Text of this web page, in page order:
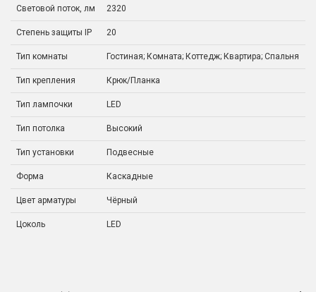
Световой поток, лм 2320
Степень защиты IP 20
Тип комнаты Гостиная; Комната; Коттедж; Квартира; Спальня
Тип крепления Крюк/Планка
Тип лампочки LED
Тип потолка Высокий
Тип установки Подвесные
Форма Каскадные
Цвет арматуры Чёрный
Цоколь LED